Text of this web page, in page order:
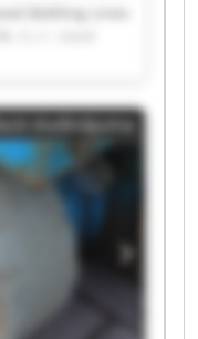
Bottling Lines
Lines UBL
UBL S.r.l.
Bottling Lines
S.r.l. Used
Lines UBL
Used Bottling
UBL S.r.l.
Bottling Lines
S.r.l. Used
sludinājuma